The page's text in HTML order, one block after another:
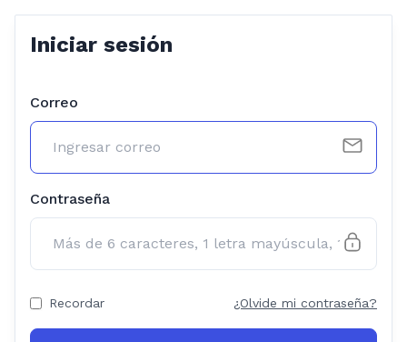
Iniciar sesión
Correo
Contraseña
Recordar ¿Olvide mi contraseña?